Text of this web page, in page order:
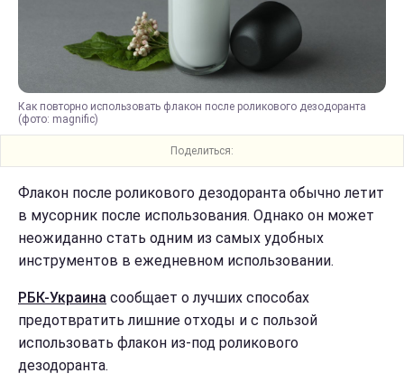
Как повторно использовать флакон после роликового дезодоранта
(фото: magnific)
Поделиться:
Флакон после роликового дезодоранта обычно летит
в мусорник после использования. Однако он может
неожиданно стать одним из самых удобных
инструментов в ежедневном использовании.
РБК-Украина сообщает о лучших способах
предотвратить лишние отходы и с пользой
использовать флакон из-под роликового
дезодоранта.